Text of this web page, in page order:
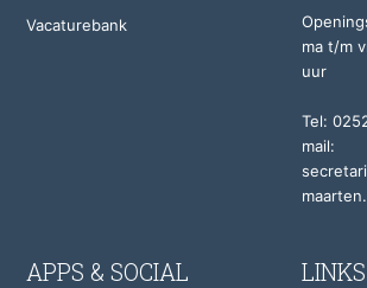
Vacaturebank
ma t/m
uur
Tel:
mail:
APPS & SOCIAL LINKS